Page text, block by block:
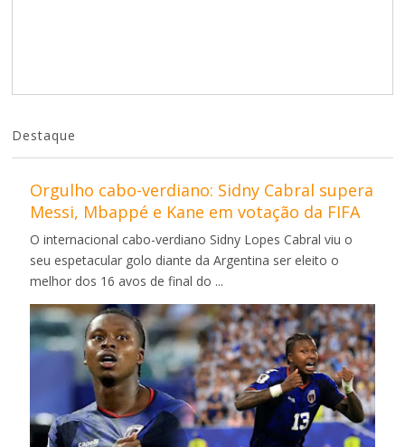
Destaque
Orgulho cabo-verdiano: Sidny Cabral supera
Messi, Mbappé e Kane em votação da FIFA
O internacional cabo-verdiano Sidny Lopes Cabral viu o
seu espetacular golo diante da Argentina ser eleito o
melhor dos 16 avos de final do ...